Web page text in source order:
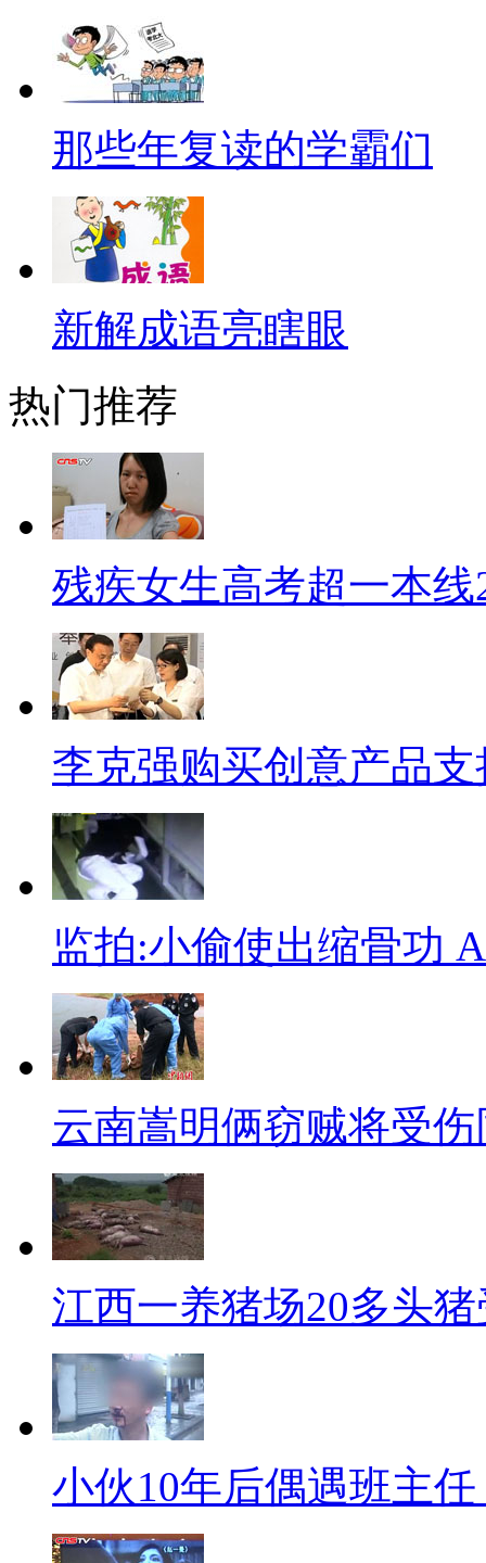
近期，俄罗斯网络一组“帅气
友面对这位货真价实的“健美美
讯社报道，俄罗斯39岁的健美
但她看上去却和男性丝毫无差
急！看看你们身上的肥肉，你
【后脑勺上的世界杯】
美国德克萨斯州的一位理发
球迷在头发上修剪出球星头像
西、埃尔南德斯、内马尔、霍
的伪球迷，所以球星头像就免
管A面还是B面别人都知道我是
【“芭比娃娃”】
46岁的美国女子拉斯最近完
次隆胸术、瘦身、开眼角、隆
无法正常做饭。她毕生梦想就
不停息的整容达人”。看完这
为悦己者容，我想请问，悦您
【“脏床”拍卖】
一张15年没洗过床单的床，
《我的床》日前在佳士得拍卖
上号称有作者前男友的体香，
可以说是典型的脏乱差，竟然
【《小苹果》健身操】
《小苹果》果然不负众望的
曲，不仅如此，人家还推出了
伐吗?来，呱呱带你跟上时尚的
【口播】好了，以上就是今
彩新闻请点击《中国新闻网》再
那些年复读的学霸们
新解成语亮瞎眼
热门推荐
残疾女生高考超一本
李克强购买创意产品
监拍:小偷使出缩骨功
云南嵩明俩窃贼将受
江西一养猪场20多头
小伙10年后偶遇班主